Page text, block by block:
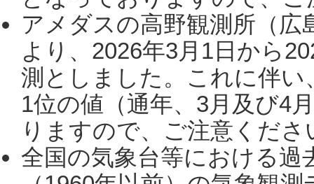
アメダスの高野観測所（
より、2026年3月1日から
測としました。これに伴い
1位の値（通年、3月及び4
りますので、ご注意くだ
全国の気象台等における過